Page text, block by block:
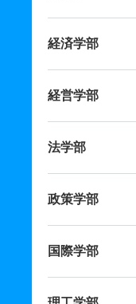
経済学部
経営学部
法学部
政策学部
国際学部